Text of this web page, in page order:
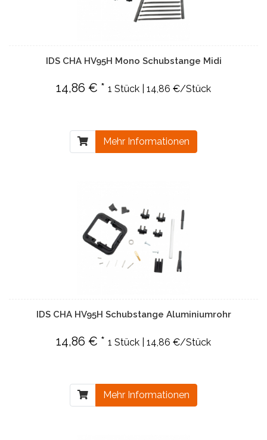
IDS CHA HV95H Mono Schubstange Midi
14,86 € * 1 Stück | 14,86 €/Stück
Mehr Informationen
IDS CHA HV95H Schubstange Aluminiumrohr
14,86 € * 1 Stück | 14,86 €/Stück
Mehr Informationen